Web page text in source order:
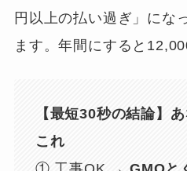
円以上の払い過ぎ」にな
ます。年間にすると
【最短30秒の結論】
これ